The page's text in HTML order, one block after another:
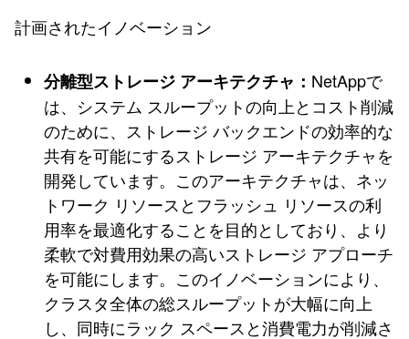
計画されたイノベーション
分離型ストレージ アーキテクチャ： NetAppで
は、システム スループットの向上とコスト削減
のために、ストレージ バックエンドの効率的な
共有を可能にするストレージ アーキテクチャを
開発しています。このアーキテクチャは、ネッ
トワーク リソースとフラッシュ リソースの利
用率を最適化することを目的としており、より
柔軟で対費用効果の高いストレージ アプローチ
を可能にします。このイノベーションにより、
クラスタ全体の総スループットが大幅に向上
し、同時にラック スペースと消費電力が削減さ